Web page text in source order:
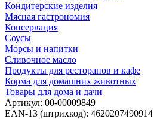
Кондитерские изделия
Мясная гастрономия
Консервация
Соусы
Морсы и напитки
Сливочное масло
Продукты для ресторанов и кафе
Корма для домашних животных
Товары для дома и дачи
Артикул: 00-00009849
EAN-13 (штрихкод): 4620207490914